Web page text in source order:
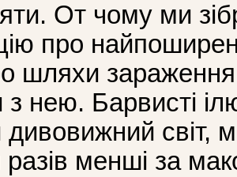
От чому ми
про
шляхи зараження
з нею. Барвисті
дивовижний світ,
разів менші за